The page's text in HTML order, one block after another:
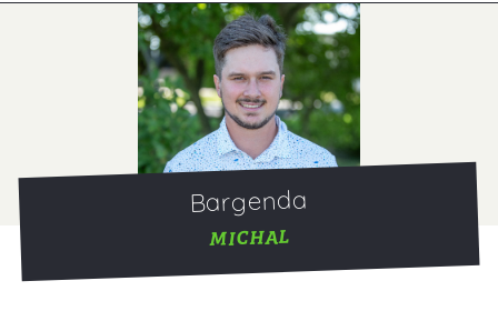
Bargenda
MICHAL